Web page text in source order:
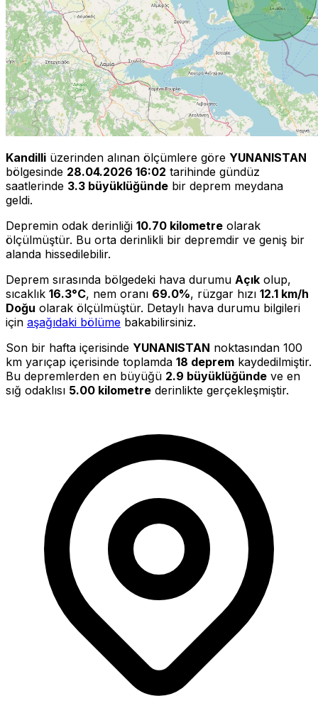
Kandilli üzerinden alınan ölçümlere göre YUNANISTAN
bölgesinde 28.04.2026 16:02 tarihinde gündüz
saatlerinde 3.3 büyüklüğünde bir deprem meydana
geldi.
Depremin odak derinliği 10.70 kilometre olarak
ölçülmüştür. Bu orta derinlikli bir depremdir ve geniş bir
alanda hissedilebilir.
Deprem sırasında bölgedeki hava durumu Açık olup,
sıcaklık 16.3°C, nem oranı 69.0%, rüzgar hızı 12.1 km/h
Doğu olarak ölçülmüştür. Detaylı hava durumu bilgileri
için aşağıdaki bölüme bakabilirsiniz.
Son bir hafta içerisinde YUNANISTAN noktasından 100
km yarıçap içerisinde toplamda 18 deprem kaydedilmiştir.
Bu depremlerden en büyüğü 2.9 büyüklüğünde ve en
sığ odaklısı 5.00 kilometre derinlikte gerçekleşmiştir.